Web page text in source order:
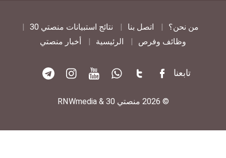
من نحن؟ اتصل بنا
نتائج استبيانات منصتي 30
وظائف وفرص
الرئيسية أخبار منصتي
تابعنا
© 2026 منصتي 30 & RNWmedia